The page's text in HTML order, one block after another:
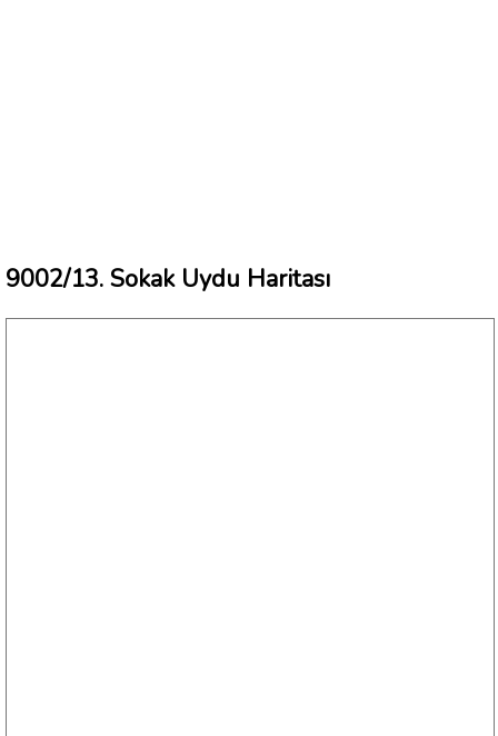
9002/13. Sokak Uydu Haritası